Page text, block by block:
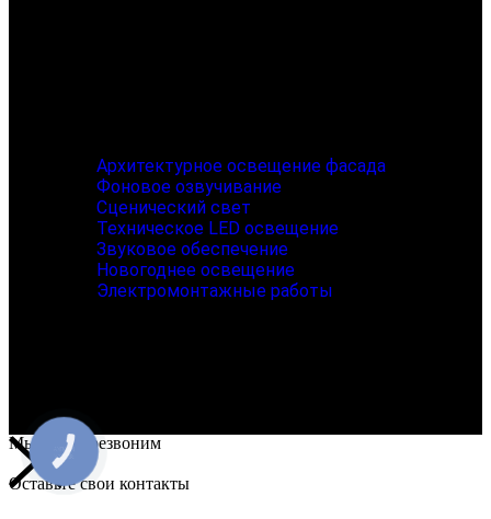
Архитектурное освещение фасада
Фоновое озвучивание
Сценический свет
Техническое LED освещение
Звуковое обеспечение
Новогоднее освещение
Электромонтажные работы
Все права защищены © 2026
Мы вам перезвоним
Оставьте свои контакты
КНОПКА
ЗВ'ЯЗКУ